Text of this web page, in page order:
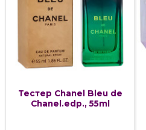
Тестер Chanel Bleu de
Chanel.edp., 55ml